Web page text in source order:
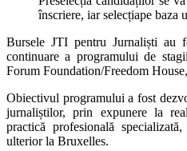
înscriere, iar selecțiape baza
Bursele JTI pentru Jurnaliști au
continuare a programului de
Forum Foundation/Freedom
Obiectivul programului a fost
jurnaliștilor, prin expunere la
practică profesională
ulterior la Bruxelles.